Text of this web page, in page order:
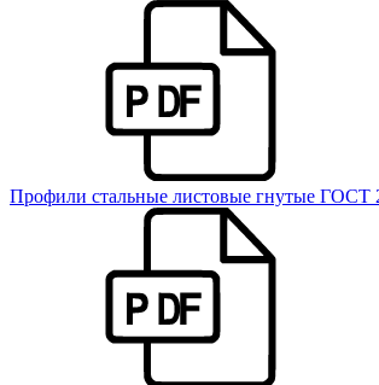
Профили стальные листовые гнутые ГОСТ